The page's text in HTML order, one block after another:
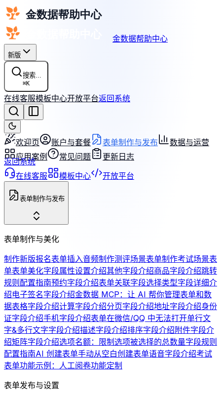
金数据帮助中心
新版
搜索...
⌘K
在线客服模板中心开放平台返回系统
欢迎页 账户与套餐 表单制作与发布
数据与运营
应用案例
常见问题 更新日志
返回系统
在线客服
模板中心 开放平台
表单制作与发布
表单制作与美化
制作新版报名表单插入音频制作测评场景表单制作考试场景表
单表单美化字段属性设置介绍其他字段介绍商品字段介绍跳转
规则配置指南预约字段介绍表单关联字段选择类型字段详细介
绍电子签名字段介绍金数据 MCP：让 AI 帮你管理表单和数
据表格字段介绍计算字段介绍分页字段介绍地址字段介绍身份
证字段介绍手机字段介绍表单在微信/QQ 中无法打开单行文
字&多行文字字段介绍描述字段介绍排序字段介绍附件字段介
绍矩阵字段介绍选项名额：限制选项被选择的总数量字段规则
配置指南AI 创建表单手动从空白创建表单语音字段介绍考试
表单功能示例：人工阅卷功能定制
表单发布与设置